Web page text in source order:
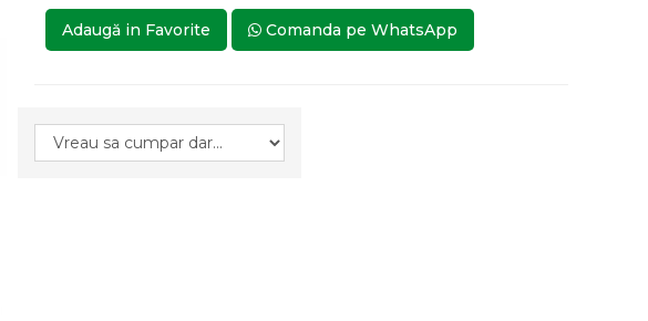
Adaugă in Favorite Comanda pe WhatsApp